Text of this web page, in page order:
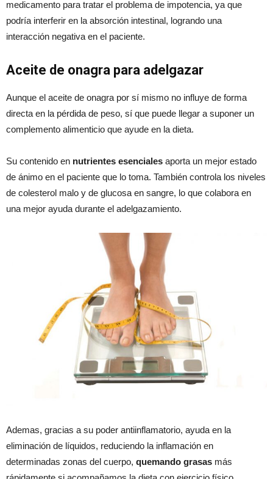
medicamento para tratar el problema de impotencia, ya que
podría interferir en la absorción intestinal, logrando una
interacción negativa en el paciente.
Aceite de onagra para adelgazar
Aunque el aceite de onagra por sí mismo no influye de forma
directa en la pérdida de peso, sí que puede llegar a suponer un
complemento alimenticio que ayude en la dieta.
Su contenido en nutrientes esenciales aporta un mejor estado
de ánimo en el paciente que lo toma. También controla los niveles
de colesterol malo y de glucosa en sangre, lo que colabora en
una mejor ayuda durante el adelgazamiento.
Ademas, gracias a su poder antiinflamatorio, ayuda en la
eliminación de líquidos, reduciendo la inflamación en
determinadas zonas del cuerpo, quemando grasas más